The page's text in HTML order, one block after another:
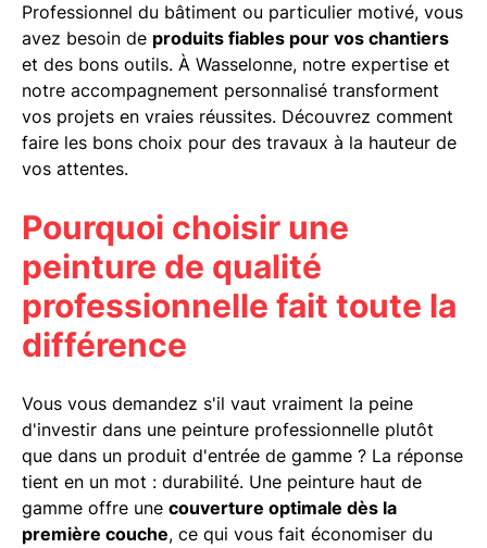
Professionnel du bâtiment ou particulier motivé, vous
avez besoin de produits fiables pour vos chantiers
et des bons outils. À Wasselonne, notre expertise et
notre accompagnement personnalisé transforment
vos projets en vraies réussites. Découvrez comment
faire les bons choix pour des travaux à la hauteur de
vos attentes.
Pourquoi choisir une
peinture de qualité
professionnelle fait toute la
différence
Vous vous demandez s'il vaut vraiment la peine
d'investir dans une peinture professionnelle plutôt
que dans un produit d'entrée de gamme ? La réponse
tient en un mot : durabilité. Une peinture haut de
gamme offre une couverture optimale dès la
première couche, ce qui vous fait économiser du